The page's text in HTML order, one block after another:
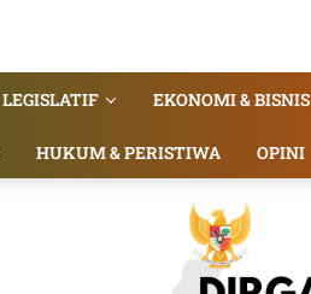
LEGISLATIF EKONOMI & BISNIS
HUKUM & PERISTIWA OPINI